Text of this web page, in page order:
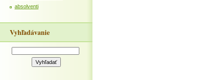
absolventi
Vyhľadávanie